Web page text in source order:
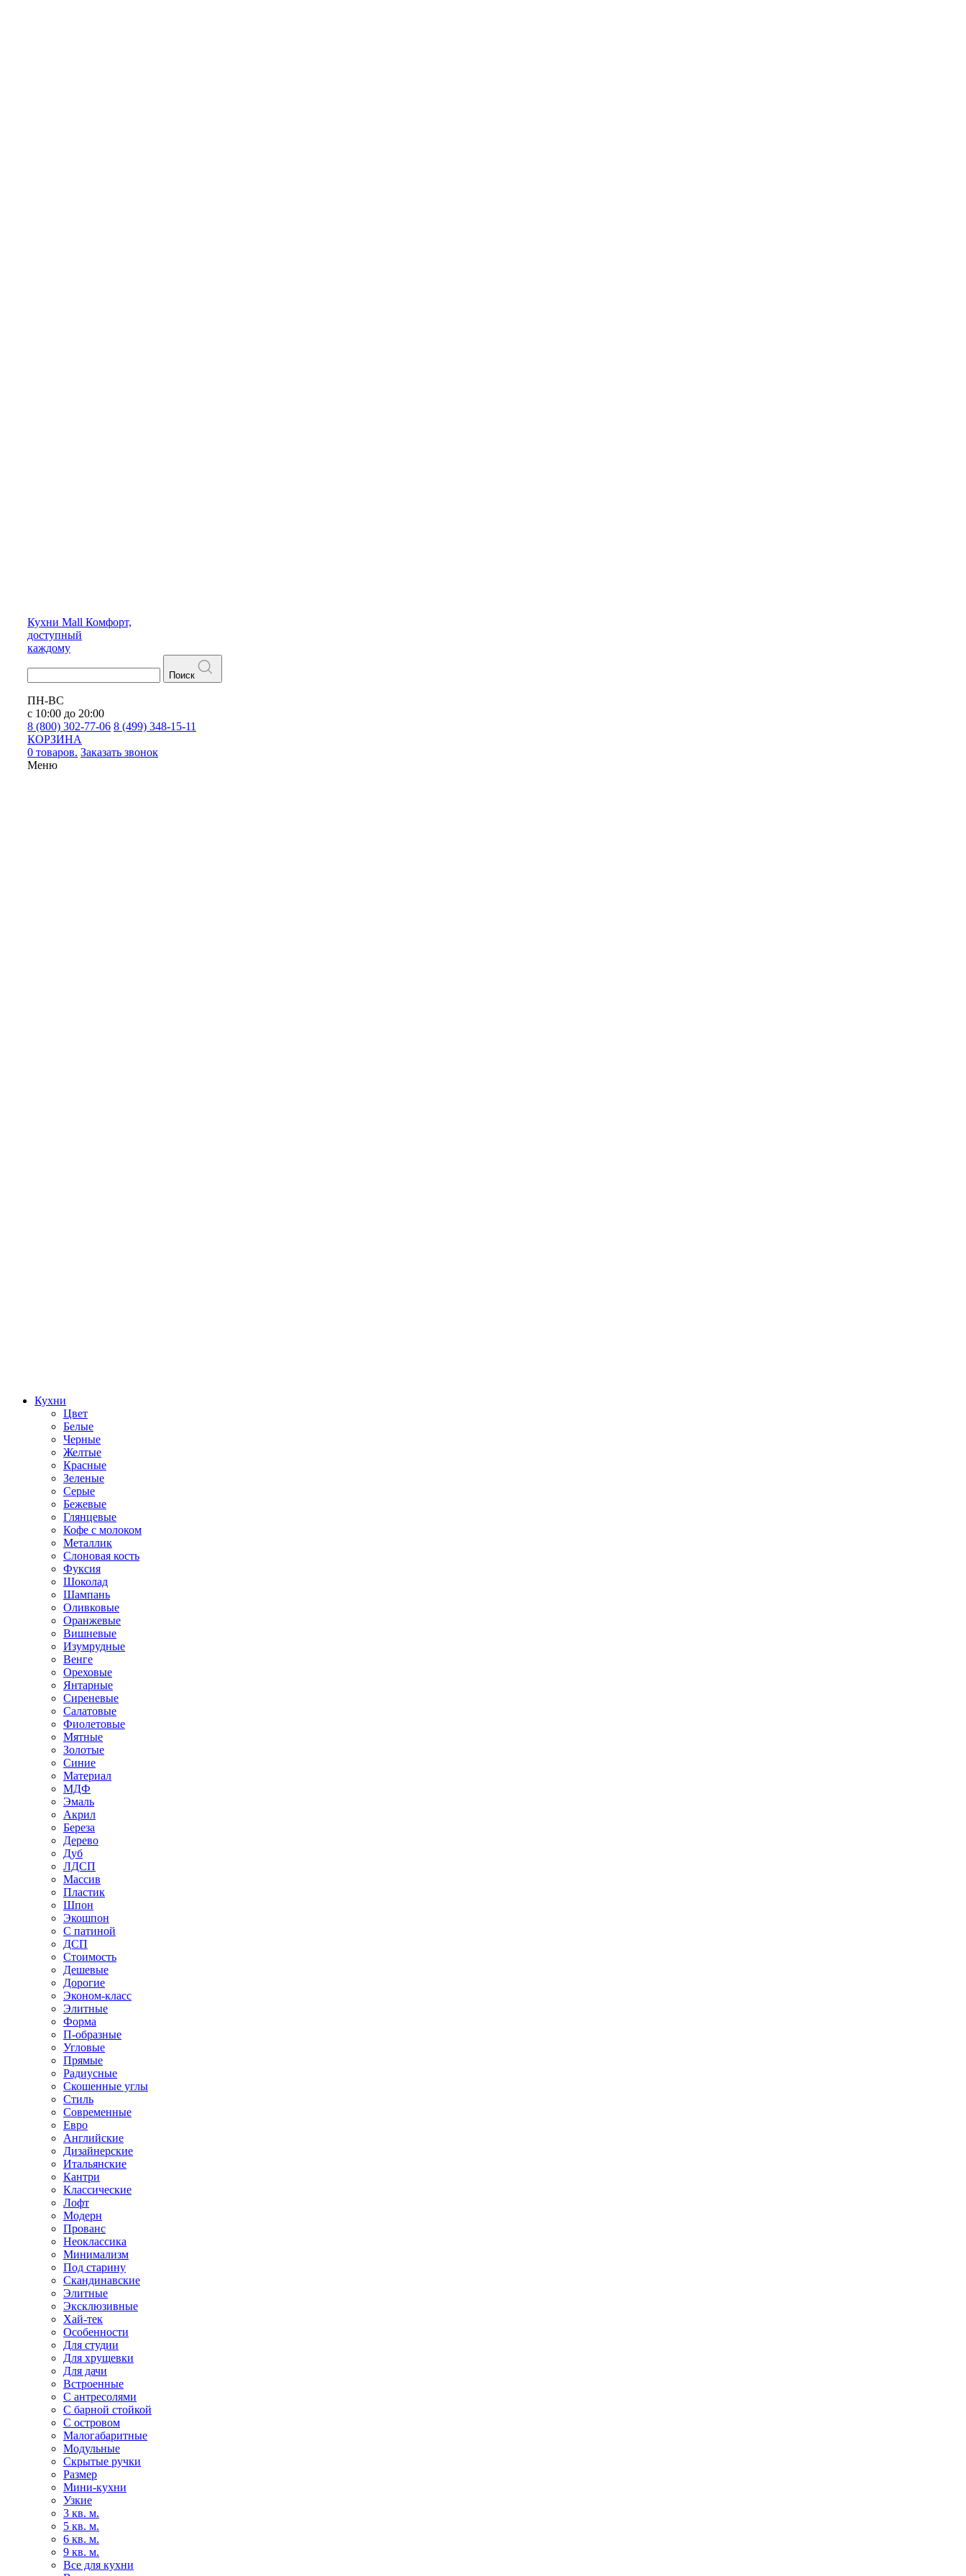
Кухни Mall Комфорт,
доступный
каждому
Поиск
ПН-ВС
с 10:00 до 20:00
8 (800) 302-77-06 8 (499) 348-15-11
КОРЗИНА
0 товаров. Заказать звонок
Меню
Кухни
Цвет
Белые
Черные
Желтые
Красные
Зеленые
Серые
Бежевые
Глянцевые
Кофе с молоком
Металлик
Слоновая кость
Фуксия
Шоколад
Шампань
Оливковые
Оранжевые
Вишневые
Изумрудные
Венге
Ореховые
Янтарные
Сиреневые
Салатовые
Фиолетовые
Мятные
Золотые
Синие
Материал
МДФ
Эмаль
Акрил
Береза
Дерево
Дуб
ЛДСП
Массив
Пластик
Шпон
Экошпон
С патиной
ДСП
Стоимость
Дешевые
Дорогие
Эконом-класс
Элитные
Форма
П-образные
Угловые
Прямые
Радиусные
Скошенные углы
Стиль
Современные
Евро
Английские
Дизайнерские
Итальянские
Кантри
Классические
Лофт
Модерн
Прованс
Неоклассика
Минимализм
Под старину
Скандинавские
Элитные
Эксклюзивные
Хай-тек
Особенности
Для студии
Для хрущевки
Для дачи
Встроенные
С антресолями
С барной стойкой
С островом
Малогабаритные
Модульные
Скрытые ручки
Размер
Мини-кухни
Узкие
3 кв. м.
5 кв. м.
6 кв. м.
9 кв. м.
Все для кухни